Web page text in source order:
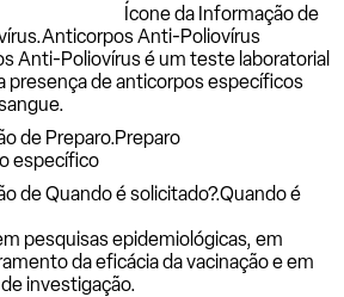
Ícone da Informação de
Anticorpos Anti-Poliovírus
Anti-Poliovírus é um teste laboratorial
presença de anticorpos específicos
de Preparo.Preparo
específico
de Quando é solicitado?.Quando é
pesquisas epidemiológicas, em
da eficácia da vacinação e em
investigação.